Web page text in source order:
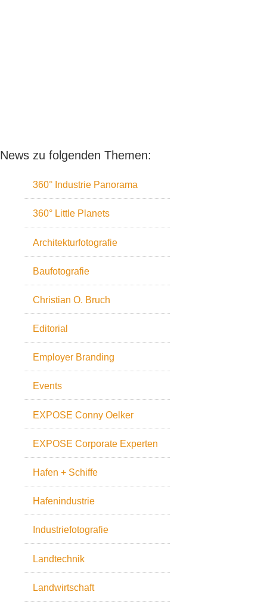
News zu folgenden Themen:
360° Industrie Panorama
360° Little Planets
Architekturfotografie
Baufotografie
Christian O. Bruch
Editorial
Employer Branding
Events
EXPOSE Conny Oelker
EXPOSE Corporate Experten
Hafen + Schiffe
Hafenindustrie
Industriefotografie
Landtechnik
Landwirtschaft